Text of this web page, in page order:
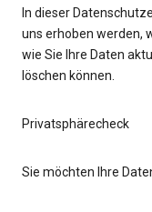
In dieser
uns erhoben werden,
wie Sie Ihre Daten
löschen können.
Privatsphärecheck
Sie möchten Ihre